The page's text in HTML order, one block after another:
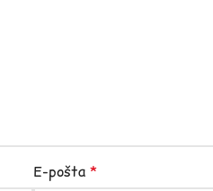
E-pošta *